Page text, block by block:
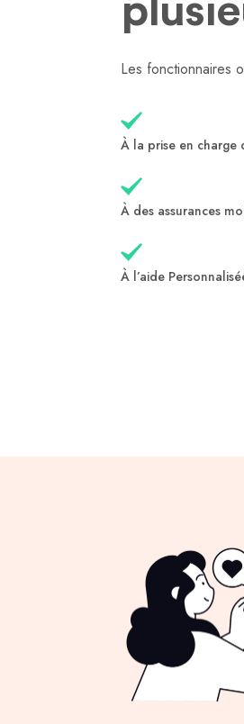
Les fonctionnaires
À la prise en
À des assurances
À l’aide